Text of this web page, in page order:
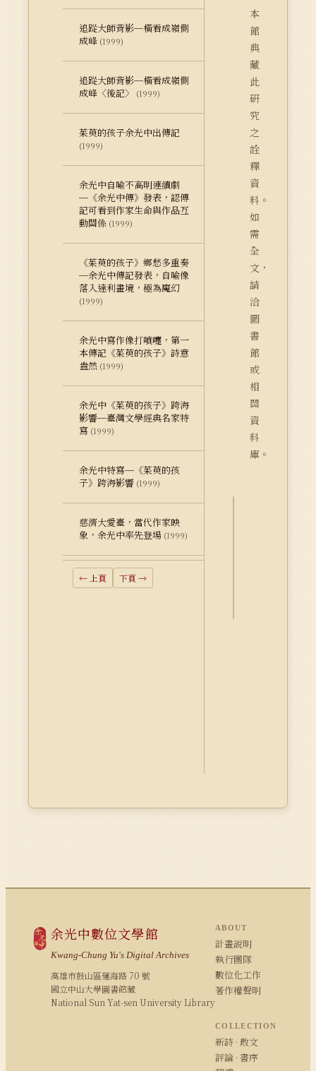
追踨大師背影─橫看成嶺側
成峰 (1999)
追踨大師背影─橫看成嶺側
成峰〈後記〉
(1999)
茱萸的孩子余光中出傳記
(1999)
余光中自喻不高明連續劇
─《余光中傳》發表，認傳
記可看到作家生命與作品互
動關係 (1999)
《茱萸的孩子》鄉愁多重奏
─余光中傳記發表，自喻像
落入達利畫境，極為魔幻
(1999)
余光中寫作像打噴嚏，第一
本傳記《茱萸的孩子》詩意
盎然 (1999)
余光中《茱萸的孩子》跨海
影響─臺灣文學經典名家特
寫 (1999)
余光中特寫─《茱萸的孩
子》跨海影響 (1999)
慈濟大愛臺，當代作家映
象，余光中率先登場 (1999)
← 上頁 下頁 →
本
館
典
藏
此
研
究
之
詮
釋
資
料。
如
需
全
文，
請
洽
圖
書
館
或
相
關
資
料
庫。
余光中數位文學館
Kwang-Chung Yu's Digital Archives
高雄市鼓山區蓮海路 70 號
國立中山大學圖書館藏
National Sun Yat-sen University Library
ABOUT
計畫說明
執行團隊
數位化工作
著作權聲明
COLLECTION
新詩 · 散文
評論 · 書序